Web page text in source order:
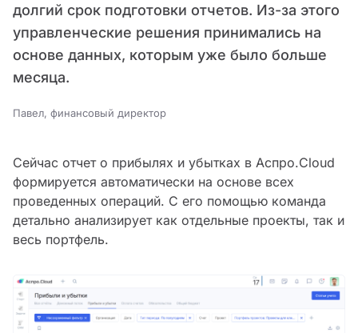
долгий срок подготовки отчетов. Из-за этого
управленческие решения принимались на
основе данных, которым уже было больше
месяца.
Павел, финансовый директор
Сейчас отчет о прибылях и убытках в Аспро.Cloud
формируется автоматически на основе всех
проведенных операций. С его помощью команда
детально анализирует как отдельные проекты, так и
весь портфель.